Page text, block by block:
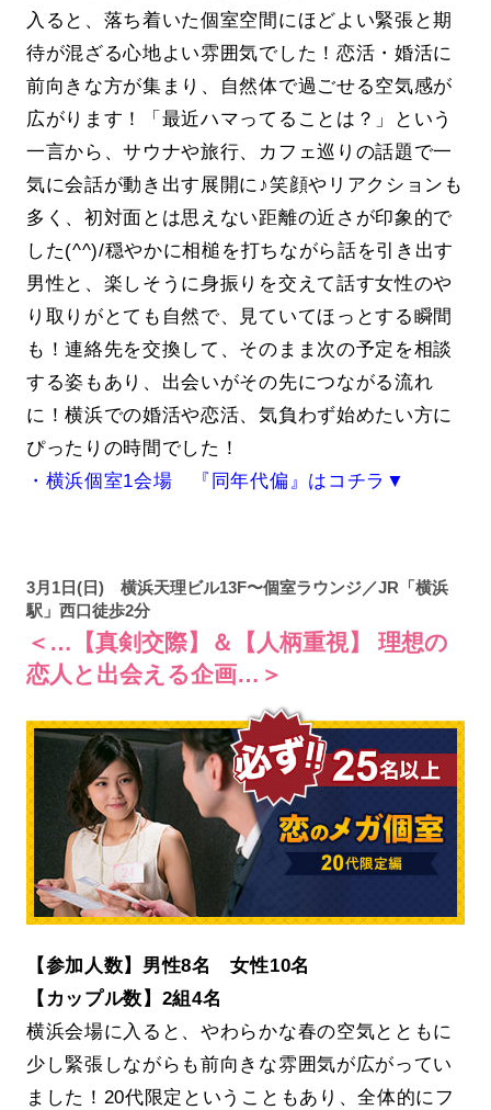
入ると、落ち着いた個室空間にほどよい緊張と期
待が混ざる心地よい雰囲気でした！恋活・婚活に
前向きな方が集まり、自然体で過ごせる空気感が
広がります！「最近ハマってることは？」という
一言から、サウナや旅行、カフェ巡りの話題で一
気に会話が動き出す展開に♪笑顔やリアクションも
多く、初対面とは思えない距離の近さが印象的で
した(^^)/穏やかに相槌を打ちながら話を引き出す
男性と、楽しそうに身振りを交えて話す女性のや
り取りがとても自然で、見ていてほっとする瞬間
も！連絡先を交換して、そのまま次の予定を相談
する姿もあり、出会いがその先につながる流れ
に！横浜での婚活や恋活、気負わず始めたい方に
ぴったりの時間でした！
・横浜個室1会場 『同年代偏』はコチラ▼
3月1日(日) 横浜天理ビル13F〜個室ラウンジ／JR「横浜
駅」西口徒歩2分
＜…【真剣交際】＆【人柄重視】 理想の
恋人と出会える企画…＞
【参加人数】男性8名 女性10名
【カップル数】2組4名
横浜会場に入ると、やわらかな春の空気とともに
少し緊張しながらも前向きな雰囲気が広がってい
ました！20代限定ということもあり、全体的にフ